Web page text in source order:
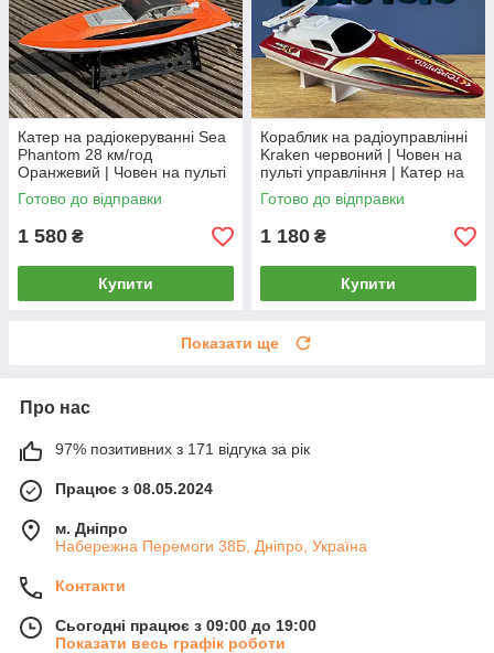
Катер на радіокеруванні Sea
Phantom 28 км/год
Оранжевий | Човен на пульті
управління | Корабель на
радіоуправлінні
Готово до відправки
1 580 ₴
Купити
Кораблик на радіоуправлінні
Kraken червоний | Човен на
пульті управління | Катер на
радіокеруванні
Готово до відправки
1 180 ₴
Купити
Показати ще
Про нас
97% позитивних з 171 відгука за рік
Працює з 08.05.2024
м. Дніпро
Набережна Перемоги 38Б, Дніпро, Україна
Контакти
Сьогодні працює з 09:00 до 19:00
Показати весь графік роботи